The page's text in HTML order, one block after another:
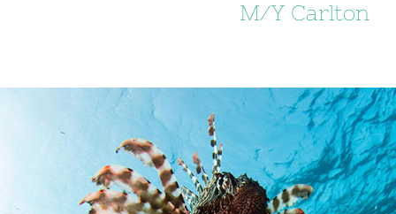
M/Y Carlton